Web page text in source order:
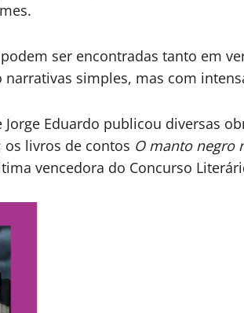
ser encontradas tanto em
narrativas simples, mas com
Jorge Eduardo publicou diversas
os livros de contos O manto negro
vencedora do Concurso